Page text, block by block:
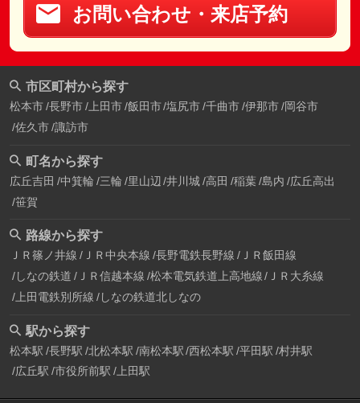
お問い合わせ・来店予約
市区町村から探す
松本市 長野市 上田市 飯田市 塩尻市 千曲市 伊那市 岡谷市
佐久市 諏訪市
町名から探す
広丘吉田 中箕輪 三輪 里山辺 井川城 高田 稲葉 島内 広丘高出
笹賀
路線から探す
ＪＲ篠ノ井線 ＪＲ中央本線 長野電鉄長野線 ＪＲ飯田線
しなの鉄道 ＪＲ信越本線 松本電気鉄道上高地線
ＪＲ大糸線
上田電鉄別所線 しなの鉄道北しなの
駅から探す
松本駅 長野駅 北松本駅 南松本駅 西松本駅 平田駅 村井駅
広丘駅 市役所前駅 上田駅